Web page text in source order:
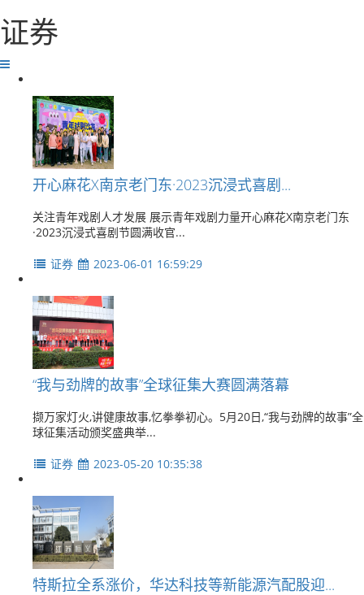
证券
开心麻花X南京老门东·2023沉浸式喜剧...
关注青年戏剧人才发展 展示青年戏剧力量开心麻花X南京老门东
·2023沉浸式喜剧节圆满收官...
证券 2023-06-01 16:59:29
“我与劲牌的故事”全球征集大赛圆满落幕
撷万家灯火,讲健康故事,忆拳拳初心。5月20日,“我与劲牌的故事”全
球征集活动颁奖盛典举...
证券 2023-05-20 10:35:38
特斯拉全系涨价，华达科技等新能源汽配股迎...